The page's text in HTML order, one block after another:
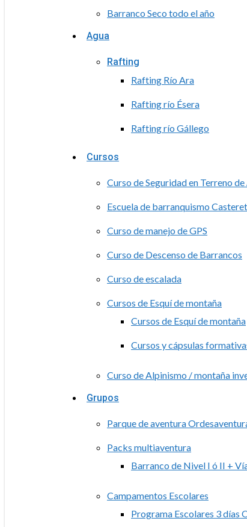
Barranco Seco todo el año
Agua
Rafting
Rafting Río Ara
Rafting río Ésera
Rafting río Gállego
Cursos
Curso de Seguridad en Terreno
Escuela de barranquismo Casteret
Curso de manejo de GPS
Curso de Descenso de Barrancos
Curso de escalada
Cursos de Esquí de montaña
Cursos de Esquí de montaña
Cursos y cápsulas
Curso de Alpinismo / montaña
Grupos
Parque de aventura
Packs multiaventura
Barranco de Nivel I ó II +
Campamentos Escolares
Programa Escolares 3 días